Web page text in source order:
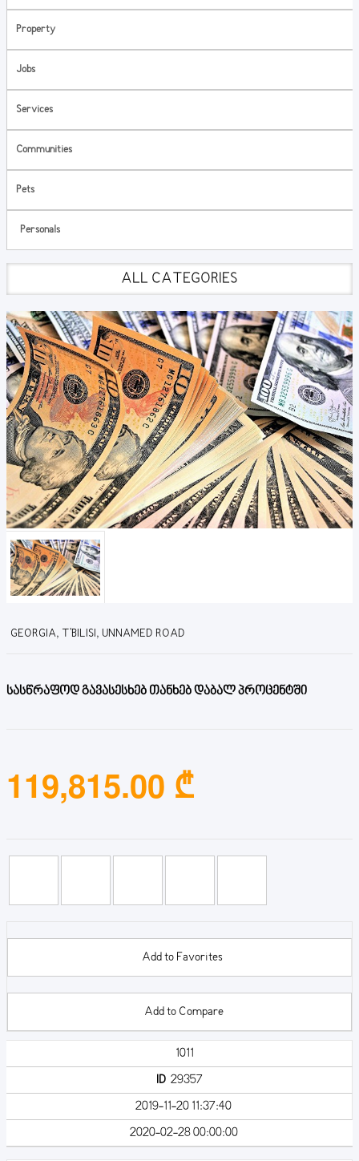
Property
Jobs
Services
Communities
Pets
Personals
ALL CATEGORIES
GEORGIA, T'BILISI, UNNAMED ROAD
სასწრაფოდ გავასესხებ თანხებ დაბალ პროცენტში
119,815.00 ₾
Add to Favorites
Add to Compare
1011
ID29357
2019-11-20 11:37:40
2020-02-28 00:00:00